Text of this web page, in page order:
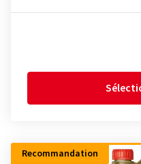
Recommandation